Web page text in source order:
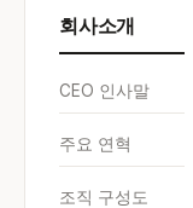
회사소개
CEO 인사말
주요 연혁
조직 구성도